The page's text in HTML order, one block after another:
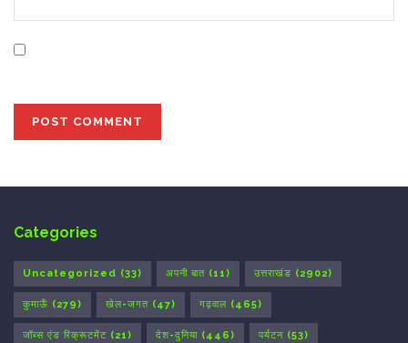
Categories
Uncategorized (33) अपनी बात (11) उत्तराखंड (2902)
कुमाऊँ (279) खेल-जगत (47) गढ़वाल (465)
जॉब्स एंड रिक्रूटमेंट (21) देश-दुनिया (446) पर्यटन (53)